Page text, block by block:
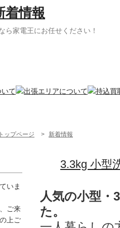
着情報
ら家電王にお任せください！
ップページ > 新着情報
3.3kg 小型
人気の小型・
た。
いま
ご来
上ご